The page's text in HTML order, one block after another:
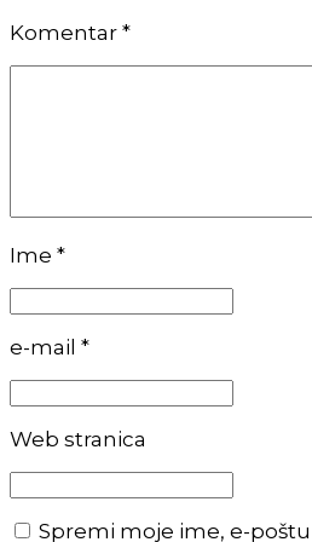
Komentar *
Ime *
e-mail *
Web stranica
Spremi moje ime, e-